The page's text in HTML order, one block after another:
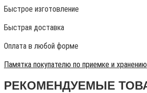
Быстрое изготовление
Быстрая доставка
Оплата в любой форме
Памятка покупателю по приемке и
РЕКОМЕНДУЕМЫЕ